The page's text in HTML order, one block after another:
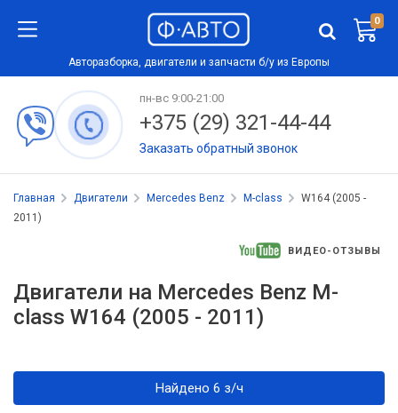
0
Авторазборка, двигатели и запчасти б/у из Европы
пн-вс 9:00-21:00
+375 (29) 321-44-44
Заказать обратный звонок
Главная Двигатели Mercedes Benz M-class
W164 (2005 -
2011)
ВИДЕО-ОТЗЫВЫ
Двигатели на Mercedes Benz M-
class W164 (2005 - 2011)
Найдено 6 з/ч